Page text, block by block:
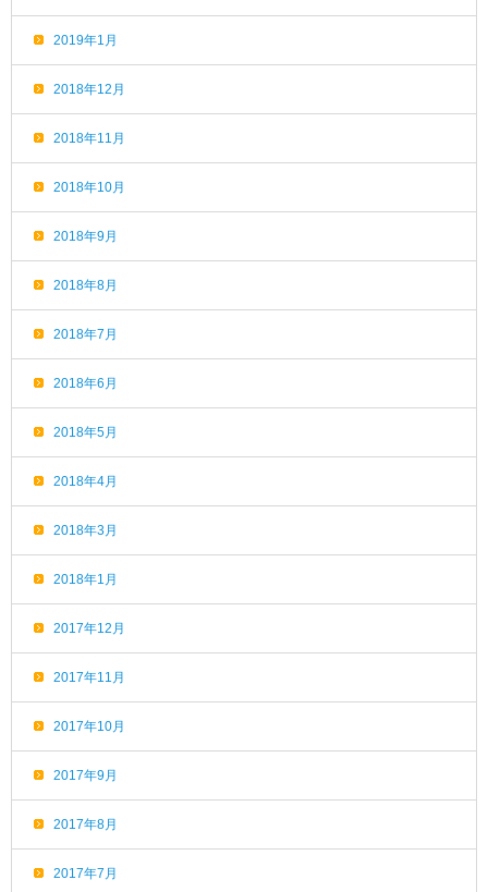
2019年1月
2018年12月
2018年11月
2018年10月
2018年9月
2018年8月
2018年7月
2018年6月
2018年5月
2018年4月
2018年3月
2018年1月
2017年12月
2017年11月
2017年10月
2017年9月
2017年8月
2017年7月